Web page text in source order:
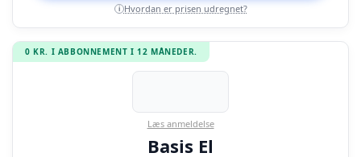
i Hvordan er prisen udregnet?
0 KR. I ABBONNEMENT I 12 MÅNEDER.
Læs anmeldelse
Basis El